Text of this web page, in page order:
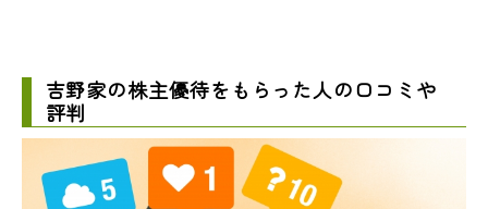
吉野家の株主優待をもらった人の口コミや
評判